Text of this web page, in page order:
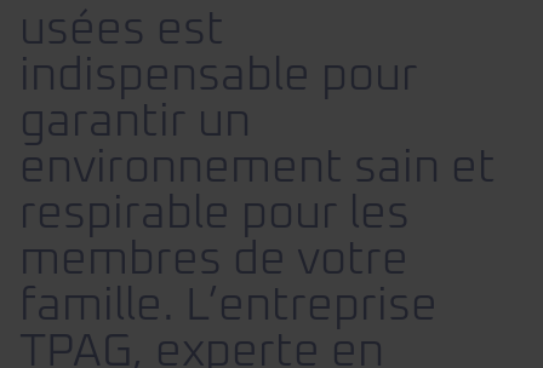
usées est
indispensable pour
garantir un
environnement sain et
respirable pour les
membres de votre
famille. L’entreprise
TPAG, experte en